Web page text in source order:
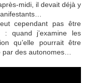
midi, il devait déjà y
cependant pas être
: quand j’examine les
qu’elle pourrait être
des autonomes…